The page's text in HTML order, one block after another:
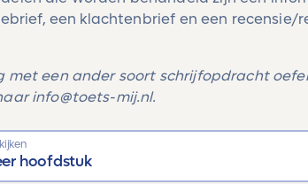
een klachtenbrief en een recensie/
met een ander soort schrijfopdracht
info@toets-mij.nl.
hoofdstuk